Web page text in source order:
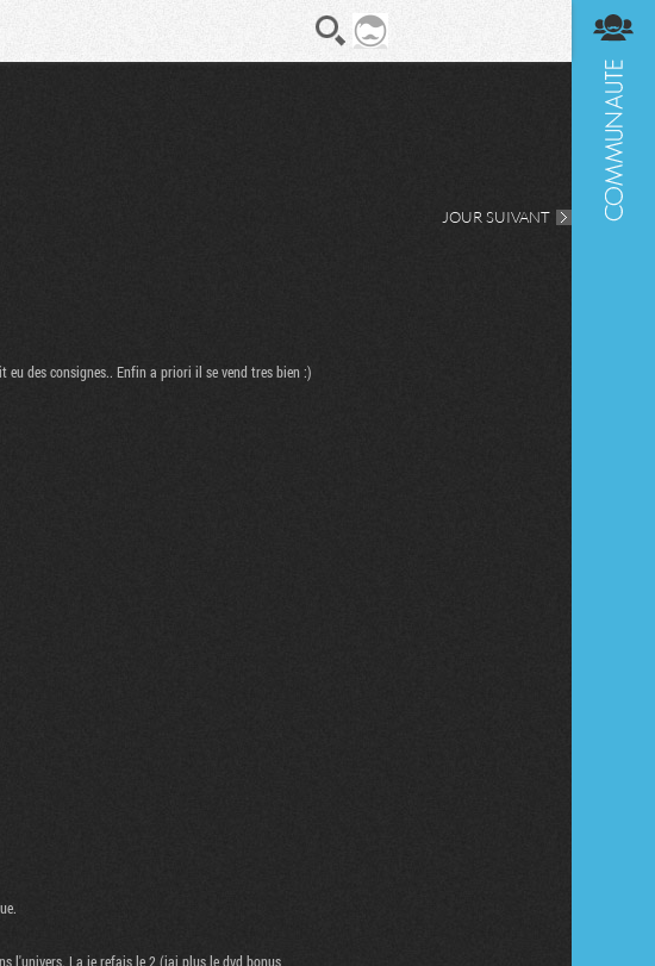
JOUR SUIVANT
eu des consignes.. Enfin a priori il se vend tres bien :)
l'univers. La je refais le 2 (jai plus le dvd bonus